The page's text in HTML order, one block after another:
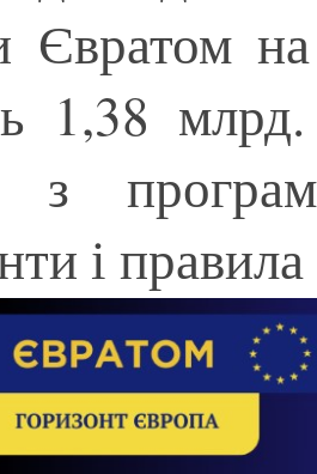
Євратом
1,38
з
і правила